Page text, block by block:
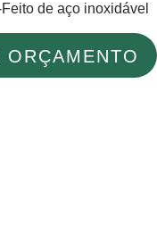
de aço inoxidável
ORÇAMENTO